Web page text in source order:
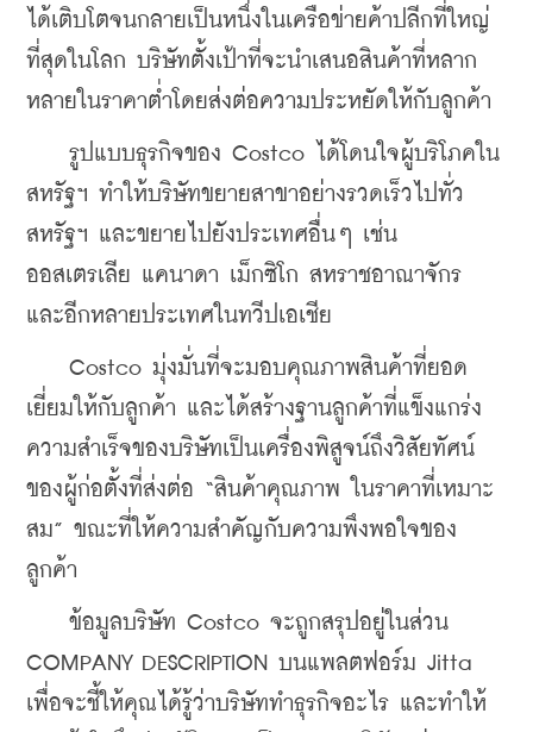
ได้เติบโตจนกลายเป็นหนึ่งในเครือข่ายค้าปลีกที่ใหญ่
ที่สุดในโลก บริษัทตั้งเป้าที่จะนำเสนอสินค้าที่หลาก
หลายในราคาต่ำโดยส่งต่อความประหยัดให้กับลูกค้า
รูปแบบธุรกิจของ Costco ได้โดนใจผู้บริโภคใน
สหรัฐฯ ทำให้บริษัทขยายสาขาอย่างรวดเร็วไปทั่ว
สหรัฐฯ และขยายไปยังประเทศอื่นๆ เช่น
ออสเตรเลีย แคนาดา เม็กซิโก สหราชอาณาจักร
และอีกหลายประเทศในทวีปเอเชีย
Costco มุ่งมั่นที่จะมอบคุณภาพสินค้าที่ยอด
เยี่ยมให้กับลูกค้า และได้สร้างฐานลูกค้าที่แข็งแกร่ง
ความสำเร็จของบริษัทเป็นเครื่องพิสูจน์ถึงวิสัยทัศน์
ของผู้ก่อตั้งที่ส่งต่อ “สินค้าคุณภาพ ในราคาที่เหมาะ
สม” ขณะที่ให้ความสำคัญกับความพึงพอใจของ
ลูกค้า
ข้อมูลบริษัท Costco จะถูกสรุปอยู่ในส่วน
COMPANY DESCRIPTION บนแพลตฟอร์ม Jitta
เพื่อจะชี้ให้คุณได้รู้ว่าบริษัททำธุรกิจอะไร และทำให้